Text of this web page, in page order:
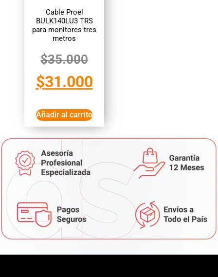
Cable Proel
BULK140LU3 TRS
para monitores tres
metros
$35.000
$31.000
Añadir al carrito